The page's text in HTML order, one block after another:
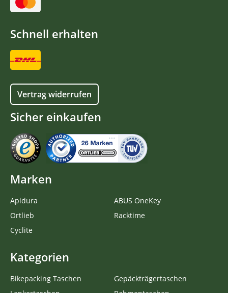
Schnell erhalten
Vertrag widerrufen
Sicher einkaufen
Marken
Apidura
Ortlieb
Cyclite
ABUS OneKey
Racktime
Kategorien
Bikepacking Taschen
Gepäckträgertaschen